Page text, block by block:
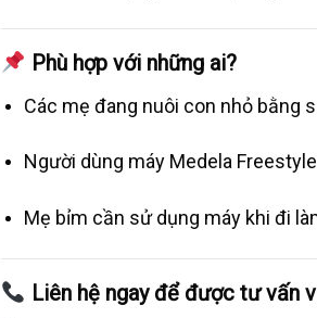
Phù hợp với những ai?
Các mẹ đang nuôi con nhỏ bằng
Người dùng máy Medela
Mẹ bỉm cần sử dụng máy khi đi
Liên hệ ngay để được tư vấn